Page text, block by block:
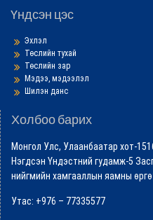
Үндсэн цэс
Эхлэл
Төслийн тухай
Төслийн зар
Мэдээ, мэдээлэл
Шилэн данс
Холбоо барих
Монгол Улс, Улаанбаатар хот-
Нэгдсэн Үндэстний гудамж-5
нийгмийн хамгааллын яамны
Утас: +976 – 77335577